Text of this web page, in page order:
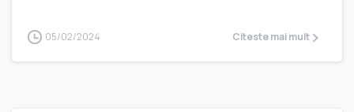
05/02/2024 Citeste mai mult